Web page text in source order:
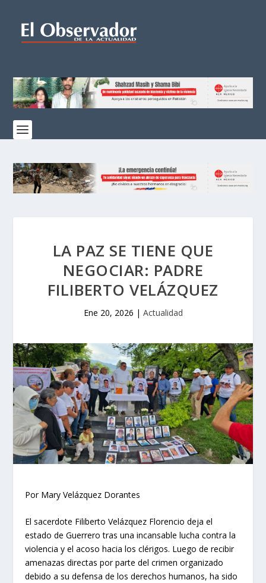
LA PAZ SE TIENE QUE
NEGOCIAR: PADRE
FILIBERTO VELÁZQUEZ
Ene 20, 2026 | Actualidad
Por Mary Velázquez Dorantes
El sacerdote Filiberto Velázquez Florencio deja el
estado de Guerrero tras una incansable lucha contra la
violencia y el acoso hacia los clérigos. Luego de recibir
amenazas directas por parte del crimen organizado
debido a su defensa de los derechos humanos, ha sido